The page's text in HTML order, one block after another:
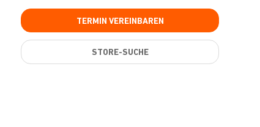
TERMIN VEREINBAREN
STORE-SUCHE